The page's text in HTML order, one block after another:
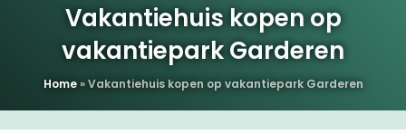
Vakantiehuis kopen op
vakantiepark Garderen
Home»Vakantiehuis kopen op vakantiepark Garderen